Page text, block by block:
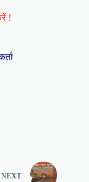
!
NEXT